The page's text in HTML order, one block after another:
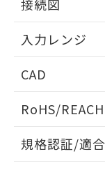
接続図
入力レンジ
CAD
ドすることが
RoHS/
EU RoHS 注意
規格認証/適